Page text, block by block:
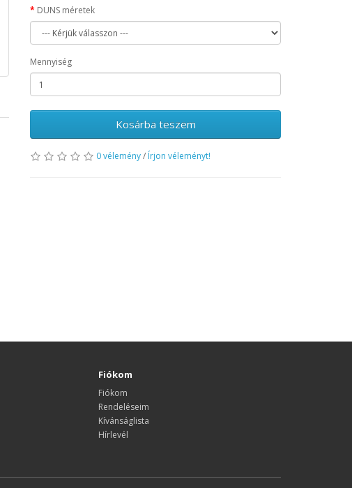
DUNS méretek
Mennyiség
Kosárba teszem
0 vélemény/ Írjon véleményt!
Fiókom
Fiókom
Rendeléseim
Kívánságlista
Hírlevél